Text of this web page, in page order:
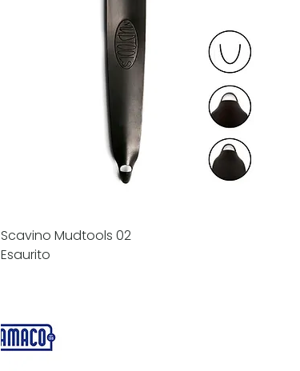
Scavino Mudtools 02
Esaurito